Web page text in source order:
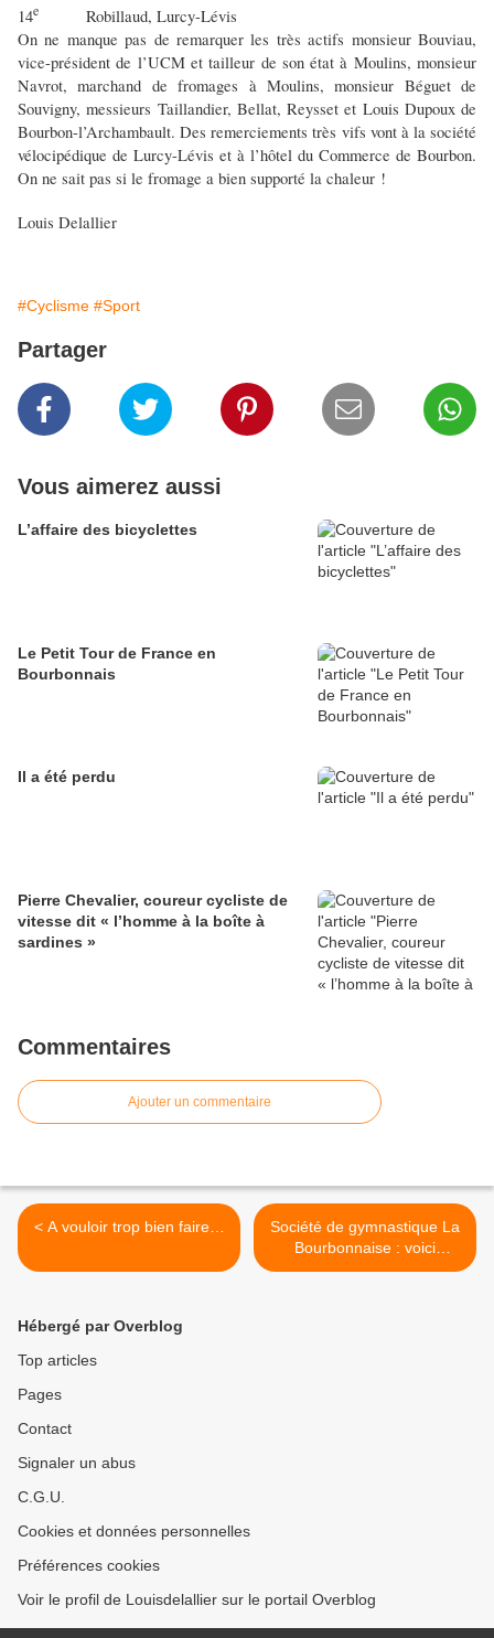
14e Robillaud, Lurcy-Lévis
On ne manque pas de remarquer les très actifs monsieur Bouviau,
vice-président de l’UCM et tailleur de son état à Moulins, monsieur
Navrot, marchand de fromages à Moulins, monsieur Béguet de
Souvigny, messieurs Taillandier, Bellat, Reysset et Louis Dupoux de
Bourbon-l’Archambault. Des remerciements très vifs vont à la société
vélocipédique de Lurcy-Lévis et à l’hôtel du Commerce de Bourbon.
On ne sait pas si le fromage a bien supporté la chaleur !
Louis Delallier
#Cyclisme #Sport
Partager
Vous aimerez aussi
L’affaire des bicyclettes
Le Petit Tour de France en
Bourbonnais
Il a été perdu
Pierre Chevalier, coureur cycliste de
vitesse dit « l’homme à la boîte à
sardines »
Commentaires
Ajouter un commentaire
< A vouloir trop bien faire…
Société de gymnastique La
Bourbonnaise : voici
comment est née l’idée
Hébergé par Overblog
Top articles
Pages
Contact
Signaler un abus
C.G.U.
Cookies et données personnelles
Préférences cookies
Voir le profil de Louisdelallier sur le portail Overblog